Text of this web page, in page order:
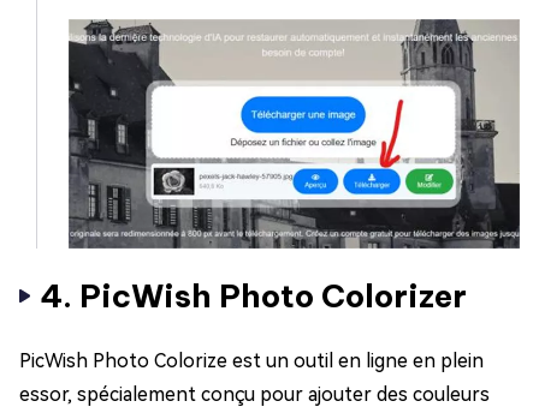
4. PicWish Photo Colorizer
PicWish Photo Colorize est un outil en ligne en plein
essor, spécialement conçu pour ajouter des couleurs